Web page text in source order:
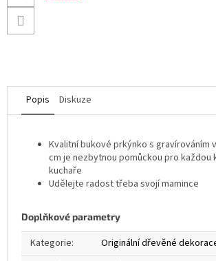
Popis Diskuze
Kvalitní bukové prkýnko s gravírováním
cm je nezbytnou pomůckou pro každou
kuchaře
Udělejte radost třeba svojí mamince
Doplňkové parametry
Kategorie:
Originální dřevěné